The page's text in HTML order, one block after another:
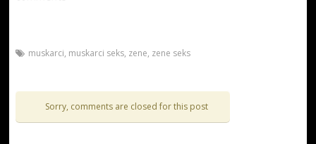
muskarci, muskarci seks, zene, zene seks
Sorry, comments are closed for this post